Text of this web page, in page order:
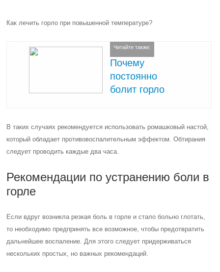
Как лечить горло при повышенной температуре?
Читайте также:
Почему
постоянно
болит горло
В таких случаях рекомендуется использовать ромашковый настой,
который обладает противовоспалительным эффектом. Обтирания
следует проводить каждые два часа.
Рекомендации по устранению боли в
горле
Если вдруг возникла резкая боль в горле и стало больно глотать,
то необходимо предпринять все возможное, чтобы предотвратить
дальнейшее воспаление. Для этого следует придерживаться
нескольких простых, но важных рекомендаций.